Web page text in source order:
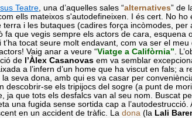
Teatre , una d’aquelles sales “alternatives” de
ells mateixos s'autodefineixen. I és cert. No
terra i les butaques (cadires força incòmodes, per
fa que vegis sempre els actors de cara, esquena
t’ha tocat seure molt endavant, com va ser el
Vaig anar a veure “Viatge a Califòrnia” .
de l’Àlex Casanovas em va semblar
a l’infern d’un home que ha viscut en fals; a
seva dona, amb qui es va casar per
descobrir-se els tripijocs del sogre (a punt de
ja que tots els desfalcs van al seu nom. Buscat
una fugida sense sortida cap a l’autodestrucció.
en un accident de tràfic. Ladona(la Lali